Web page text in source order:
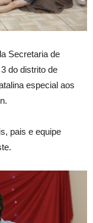
Secretaria de
do distrito de
especial aos
pais e equipe